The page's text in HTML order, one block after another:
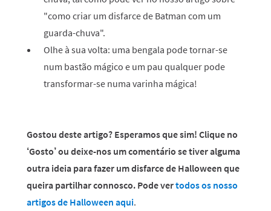
"como criar um disfarce de Batman com um
guarda-chuva".
Olhe à sua volta: uma bengala pode tornar-se
num bastão mágico e um pau qualquer pode
transformar-se numa varinha mágica!
Gostou deste artigo? Esperamos que sim! Clique no
‘Gosto’ ou deixe-nos um comentário se tiver alguma
outra ideia para fazer um disfarce de Halloween que
queira partilhar connosco. Pode vertodos os nosso
artigos de Halloween aqui.